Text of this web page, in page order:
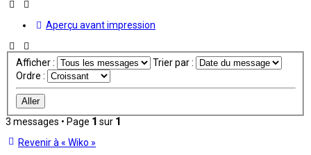
Aperçu avant impression
Afficher :
Trier par :
Ordre :
3 messages • Page 1 sur 1
Revenir à « Wiko »